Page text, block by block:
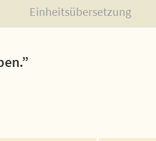
Einheitsübersetzung